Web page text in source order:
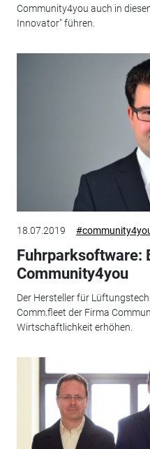
Community4you auch in
Innovator" führen.
18.07.2019
Fuhrparksoftware:
Community4you
Der Hersteller für
Comm.fleet der Firma
Wirtschaftlichkeit erhöhen.